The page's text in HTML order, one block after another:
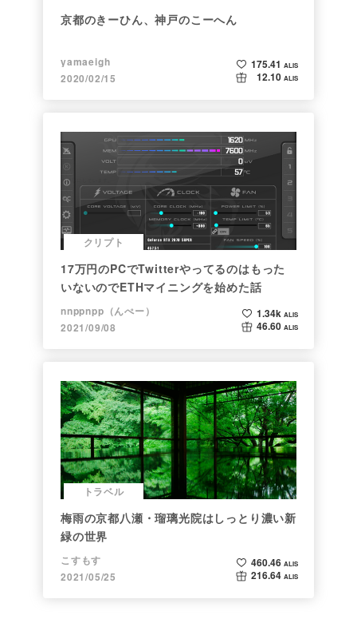
京都のきーひん、神戸のこーへん
yamaeigh
2020/02/15
175.41 ALIS
12.10 ALIS
クリプト
17万円のPCでTwitterやってるのはもった
いないのでETHマイニングを始めた話
nnppnpp（んぺー）
2021/09/08
1.34k ALIS
46.60 ALIS
トラベル
梅雨の京都八瀬・瑠璃光院はしっとり濃い新
緑の世界
こすもす
2021/05/25
460.46 ALIS
216.64 ALIS